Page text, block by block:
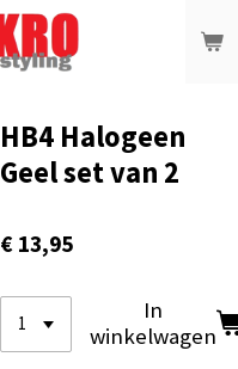
HB4 Halogeen
Geel set van 2
€ 13,95
In
winkelwagen